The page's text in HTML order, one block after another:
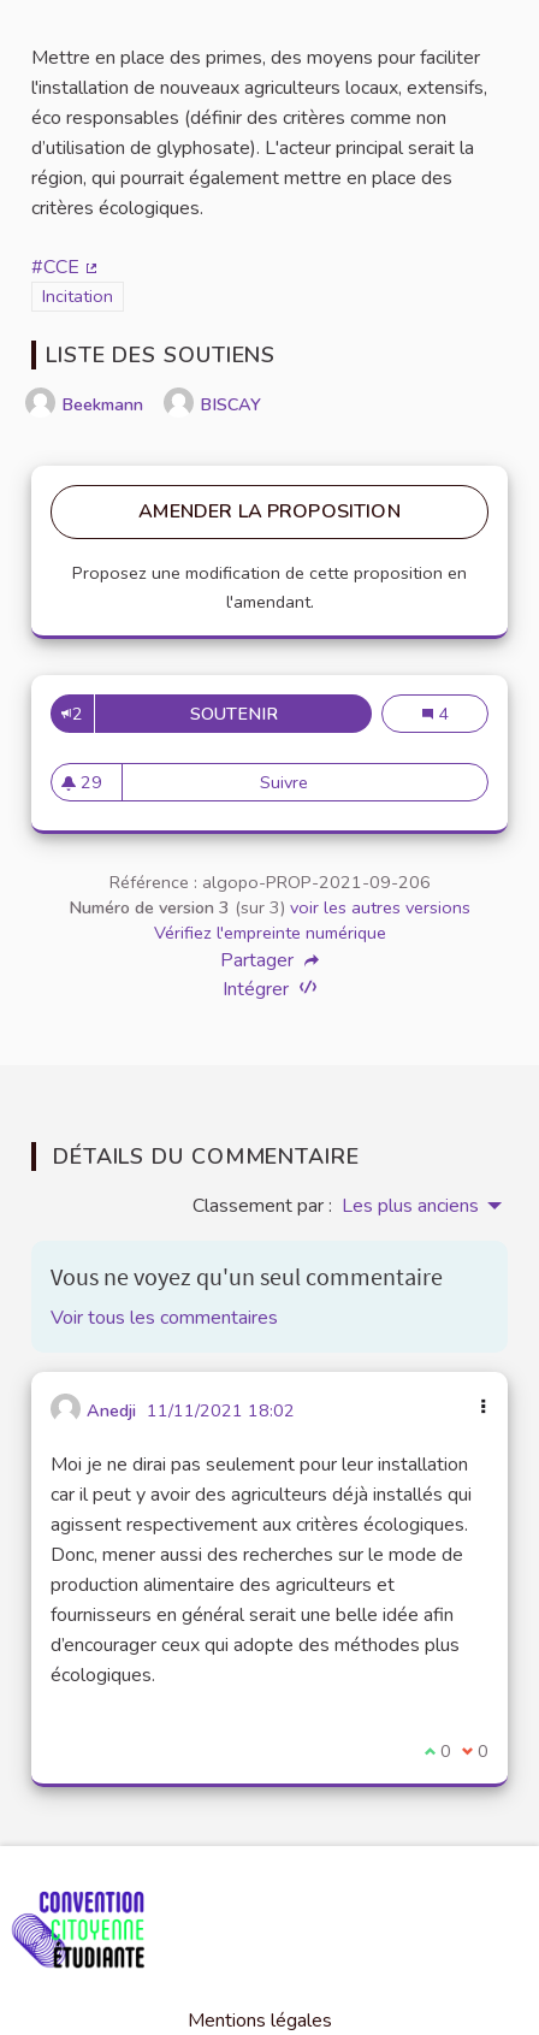
Mettre en place des primes, des moyens pour faciliter
l'installation de nouveaux agriculteurs locaux, extensifs,
éco responsables (définir des critères comme non
d’utilisation de glyphosate). L'acteur principal serait la
région, qui pourrait également mettre en place des
critères écologiques.
#CCE
(Lien externe)
Filtrer les résultats de la catégorie : Incitation
Incitation
LISTE DES SOUTIENS
Beekmann BISCAY
AMENDER LA PROPOSITION
Proposez une modification de cette proposition en
l'amendant.
2 SOUTENIRMESURES INCITATIVES
Mesures
4
29
29 abonnés
Suivre Mesures incitatives visant
Référence : algopo-PROP-2021-09-206
Numéro de version 3 (sur 3) voir les autres versions
Vérifiez l'empreinte numérique
Partager
Intégrer
DÉTAILS DU COMMENTAIRE
Classement par : Les plus anciens
Vous ne voyez qu'un seul commentaire
Voir tous les commentaires
Anedji 11/11/2021 18:02
Moi je ne dirai pas seulement pour leur installation
car il peut y avoir des agriculteurs déjà installés qui
agissent respectivement aux critères écologiques.
Donc, mener aussi des recherches sur le mode de
production alimentaire des agriculteurs et
fournisseurs en général serait une belle idée afin
d’encourager ceux qui adopte des méthodes plus
écologiques.
Je suis
0 Je ne
0
Mentions légales